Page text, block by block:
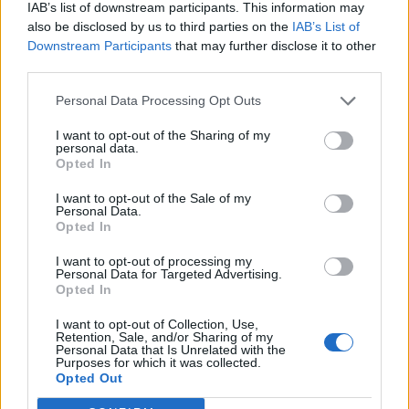
IAB’s list of downstream participants. This information may
also be disclosed by us to third parties on the IAB’s List of
Downstream Participants that may further disclose it to other
Personal Data Processing Opt Outs
I want to opt-out of the Sharing of my
personal data.
Opted In
I want to opt-out of the Sale of my
Personal Data.
Opted In
I want to opt-out of processing my
Personal Data for Targeted Advertising.
Opted In
I want to opt-out of Collection, Use,
Retention, Sale, and/or Sharing of my
Personal Data that Is Unrelated with the
Purposes for which it was collected.
Opted Out
Laisvalaikis
Ar jums pakaks
išspręsti matematinį
galvosūkį, panaudojant
Laisvalaikis
karo pabaigą Ukrainoje
Laisvalaikis Laisvalaikis